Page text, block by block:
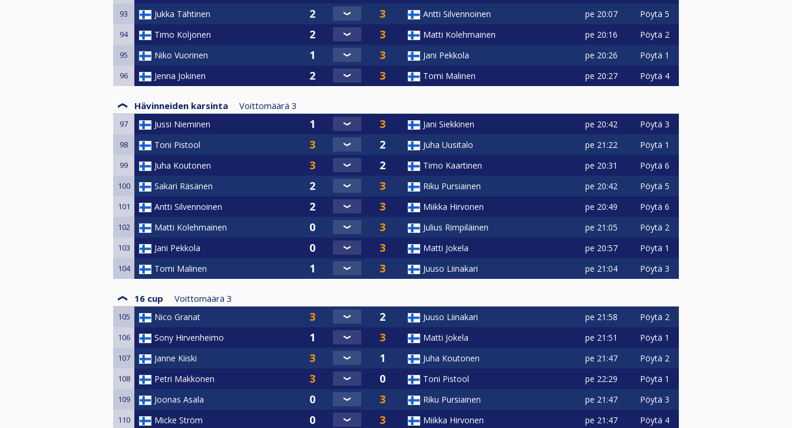
93 Jukka Tähtinen Antti Silvennoinen pe 20:07 Pöytä 5
94 Timo Koljonen Matti Kolehmainen pe 20:16 Pöytä 2
95 Niko Vuorinen Jani Pekkola pe 20:26 Pöytä 1
96 Jenna Jokinen Tomi Malinen pe 20:27 Pöytä 4
Hävinneiden karsinta Voittomäärä 3
97 Jussi Nieminen Jani Siekkinen pe 20:42 Pöytä 3
98 Toni Pistool Juha Uusitalo pe 21:22 Pöytä 1
99 Juha Koutonen Timo Kaartinen pe 20:31 Pöytä 6
100 Sakari Räsänen Riku Pursiainen pe 20:42 Pöytä 5
101 Antti Silvennoinen Miikka Hirvonen pe 20:49 Pöytä 6
102 Matti Kolehmainen Julius Rimpiläinen pe 21:05 Pöytä 2
103 Jani Pekkola Matti Jokela pe 20:57 Pöytä 1
104 Tomi Malinen Juuso Liinakari pe 21:04 Pöytä 3
16 cup Voittomäärä 3
105 Nico Granat Juuso Liinakari pe 21:58 Pöytä 2
106 Sony Hirvenheimo Matti Jokela pe 21:51 Pöytä 1
107 Janne Kiiski Juha Koutonen pe 21:47 Pöytä 2
108 Petri Makkonen Toni Pistool pe 22:29 Pöytä 1
109 Joonas Asala Riku Pursiainen pe 21:47 Pöytä 3
110 Micke Ström Miikka Hirvonen pe 21:47 Pöytä 4